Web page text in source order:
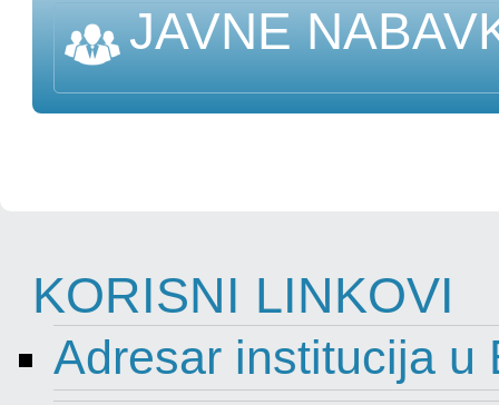
JAVNE
KORISNI LINKOVI
Adresar institucija u